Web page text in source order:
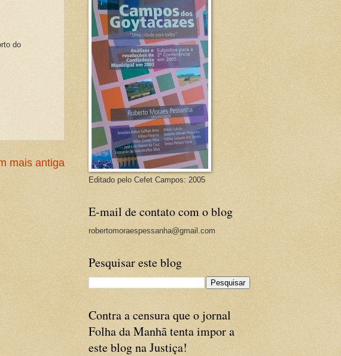
do
mais antiga
Editado pelo Cefet Campos: 2005
E-mail de contato com o blog
robertomoraespessanha@gmail.com
Pesquisar este blog
Contra a censura que o jornal
Folha da Manhã tenta impor a
este blog na Justiça!